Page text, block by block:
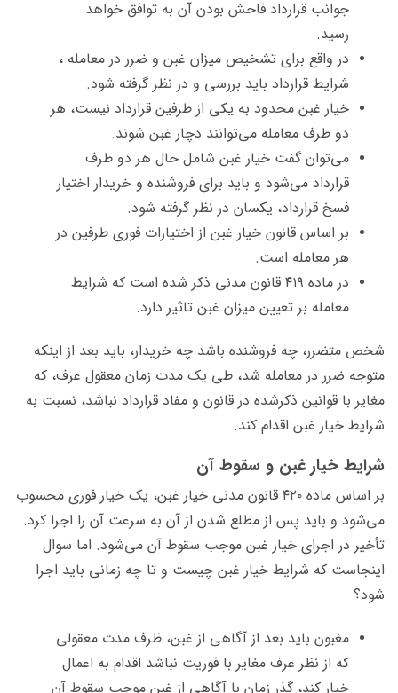
جوانب قرارداد فاحش بودن آن به توافق خواهد
رسید.
در واقع برای تشخیص میزان غبن و ضرر در معامله ،
شرایط قرارداد باید بررسی و در نظر گرفته شود.
خیار غبن محدود به یکی از طرفین قرارداد نیست، هر
دو طرف معامله می‌توانند دچار غبن شوند.
می‌توان گفت خیار غبن شامل حال هر دو طرف
قرارداد می‌شود و باید برای فروشنده و خریدار اختیار
فسخ قرارداد، یکسان در نظر گرفته شود.
بر اساس قانون خیار غبن از اختیارات فوری طرفین در
هر معامله است.
در ماده ۴۱۹ قانون مدنی ذکر شده است که شرایط
معامله بر تعیین میزان غبن تاثیر دارد.
شخص متضرر، چه فروشنده باشد چه خریدار، باید بعد از اینکه
متوجه ضرر در معامله شد، طی یک مدت زمان معقول عرف، که
مغایر با قوانین ذکرشده در قانون و مفاد قرارداد نباشد، نسبت به
شرایط خیار غبن اقدام کند.
شرایط خیار غبن و سقوط آن
بر اساس ماده ۴۲۰ قانون مدنی خیار غبن، یک خیار فوری محسوب
می‌شود و باید پس از مطلع شدن از آن به سرعت آن را اجرا کرد.
تأخیر در اجرای خیار غبن موجب سقوط آن می‌شود. اما سوال
اینجاست که شرایط خیار غبن چیست و تا چه زمانی باید اجرا
شود؟
مغبون باید بعد از آگاهی از غبن، ظرف مدت معقولی
که از نظر عرف مغایر با فوریت نباشد اقدام به اعمال
خیار کند، ‌گذر زمان با آگاهی از غبن موجب سقوط آن